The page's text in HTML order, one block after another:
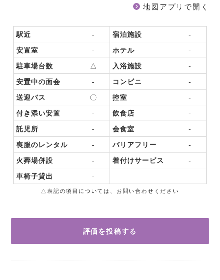
地図アプリで開く
駅近 - 宿泊施設
-
安置室
- ホテル
-
駐車場台数
△ 入浴施設
-
安置中の面会
- コンビニ
-
送迎バス
〇 控室
-
付き添い安置
- 飲食店
-
託児所
- 会食室
-
喪服のレンタル
- バリアフリー
-
火葬場併設
- 着付けサービス
-
車椅子貸出
-
△表記の項目については、お問い合わせください
評価を投稿する